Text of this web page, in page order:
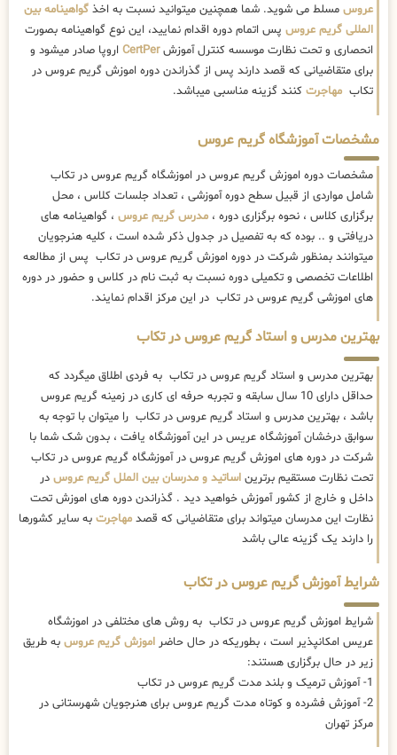
عروس مسلط می شوید. شما همچنین میتوانید نسبت به اخذ گواهینامه بین
المللی گریم عروس پس اتمام دوره اقدام نمایید، این نوع گواهینامه بصورت
انحصاری و تحت نظارت موسسه کنترل آموزشCertPer اروپا صادر میشود و
برای متقاضیانی که قصد دارند پس از گذراندن دوره اموزش گریم عروس در
تکاب مهاجرت کنند گزینه مناسبی میباشد.
مشخصات آموزشگاه گریم عروس
مشخصات دوره اموزش گریم عروس در اموزشگاه گریم عروس در تکاب
شامل مواردی از قبیل سطح دوره آموزشی ، تعداد جلسات کلاس ، محل
برگزاری کلاس ، نحوه برگزاری دوره ، مدرس گریم عروس ، گواهینامه های
دریافتی و .. بوده که به تفصیل در جدول ذکر شده است ، کلیه هنرجویان
میتوانند بمنظور شرکت در دوره اموزش گریم عروس در تکاب پس از مطالعه
اطلاعات تخصصی و تکمیلی دوره نسبت به ثبت نام در کلاس و حضور در دوره
های اموزشی گریم عروس در تکاب در این مرکز اقدام نمایند.
بهترین مدرس و استاد گریم عروس در تکاب
بهترین مدرس و استاد گریم عروس در تکاب به فردی اطلاق میگردد که
حداقل دارای 10 سال سابقه و تجربه حرفه ای کاری در زمینه گریم عروس
باشد ، بهترین مدرس و استاد گریم عروس در تکاب را میتوان با توجه به
سوابق درخشان آموزشگاه عریس در این آموزشگاه یافت ، بدون شک شما با
شرکت در دوره های اموزش گریم عروس در آموزشگاه گریم عروس در تکاب
تحت نظارت مستقیم برترین اساتید و مدرسان بین الملل گریم عروس در
داخل و خارج از کشور آموزش خواهید دید . گذراندن دوره های اموزش تحت
نظارت این مدرسان میتواند برای متقاضیانی که قصد مهاجرت به سایر کشورها
را دارند یک گزینه عالی باشد
شرایط آموزش گریم عروس در تکاب
شرایط اموزش گریم عروس در تکاب به روش های مختلفی در اموزشگاه
عریس امکانپذیر است ، بطوریکه در حال حاضر اموزش گریم عروس به طریق
زیر در حال برگزاری هستند:
1- آموزش ترمیک و بلند مدت گریم عروس در تکاب
2- آموزش فشرده و کوتاه مدت گریم عروس برای هنرجویان شهرستانی در
مرکز تهران